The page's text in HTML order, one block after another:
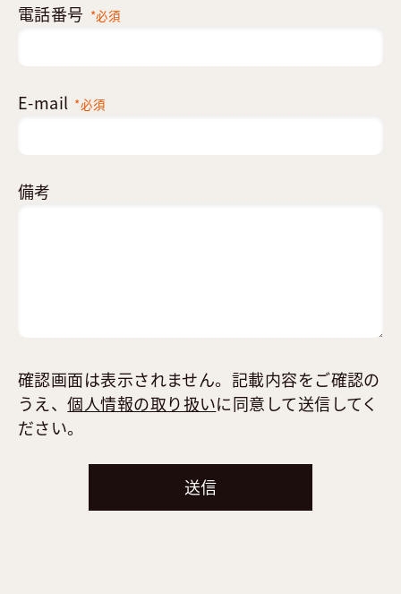
電話番号 *必須
E-mail *必須
備考
確認画面は表示されません。記載内容をご確認の
うえ、個人情報の取り扱いに同意して送信してく
ださい。